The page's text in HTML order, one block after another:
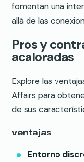
fomentan una
allá de las
Pros y
acaloradas
Explore las
Affairs para
de sus
ventajas
Entorno